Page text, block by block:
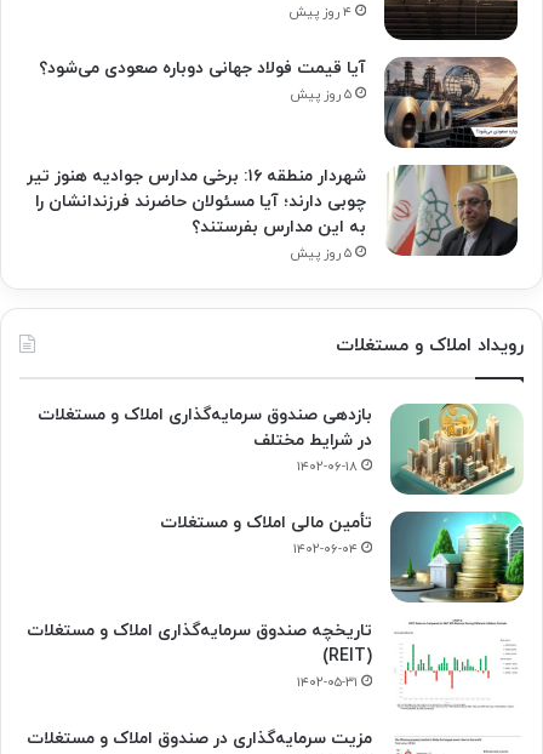
۴ روز پیش
آیا قیمت فولاد جهانی دوباره صعودی می‌شود؟
۵ روز پیش
شهردار منطقه ۱۶: برخی مدارس جوادیه هنوز تیر
چوبی دارند؛ آیا مسئولان حاضرند فرزندانشان را
به این مدارس بفرستند؟
۵ روز پیش
رویداد املاک و مستغلات
بازدهی صندوق سرمایه‌گذاری املاک و مستغلات
در شرایط مختلف
۱۴۰۲-۰۶-۱۸
تأمین مالی املاک و مستغلات
۱۴۰۲-۰۶-۰۴
تاریخچه صندوق سرمایه‌گذاری املاک و مستغلات
(REIT)
۱۴۰۲-۰۵-۳۱
مزیت سرمایه‌گذاری در صندوق املاک و مستغلات